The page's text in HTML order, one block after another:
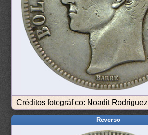
Créditos fotográfico: Noadit Rodriguez
Reverso